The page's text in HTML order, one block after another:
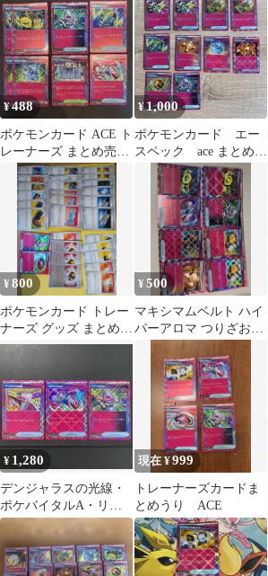
とめ売り
¥488
ポケモンカード ACE ト
レーナーズ まとめ売り
6種 ８枚
¥1,000
ポケモンカード エー
スペック ace まとめ売
り 10枚
¥800
ポケモンカード トレー
ナーズ グッズ まとめ売
り
¥500
マキシマムベルト ハイ
パーアロマ つりざお
max ポケバイタルA 覚
醒のドラム
¥ 1,280
デンジャラスの光線・
ポケバイタルA・リブ
ートポッド ACE 3枚セ
ット
現在 ¥999
トレーナーズカードま
とめうり ACE